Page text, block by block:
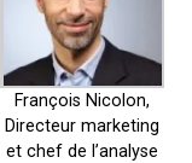
François Nicolon,
Directeur marketing
et chef de l’analyse